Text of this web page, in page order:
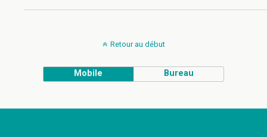
Retour au début
Mobile Bureau